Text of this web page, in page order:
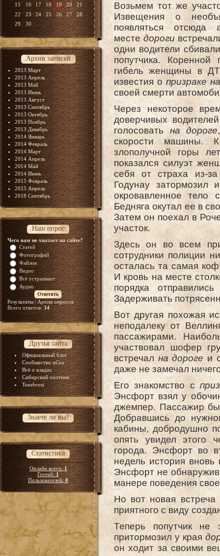
15
16 17 18 19 20
21
22
23 24 25 26 27
28
29
30
Архив записей
2013 Март
2013 Апрель
2013 Май
2013 Июнь
2013 Август
2013 Сентябрь
2013 Октябрь
2013 Ноябрь
2013 Декабрь
2014 Январь
2014 Февраль
2014 Март
2014 Апрель
2014 Май
2014 Июнь
2015 Февраль
2015 Апрель
2018 Сентябрь
Наш опрос
Чего вам не хватает на сайте?
Статей
Фотографий
Файлов
Видео
Всё устраивает
Аудио
Результаты|Архив опросов
Всего ответов:34
Друзья сайта
Официальный блог
Сообщество uCoz
Всё о кладах
Сибирский охотник
Tenebrosi
Знаете ли вы?
Статистика
Онлайн всего:1
Гостей:1
Пользователей:0
Возьмем тот же
Извещения о
появляться
местедороги
одни водители
попутчика. Коренной
гибель женщины в
известия опризраке
своей смерти
Через некоторое
доверчивых
голосоватьна дороге
скорости машины.
злополучной горы
показался силуэт
себя от страха из-
Годунау
окровавленное
Бедняга окутал ее в
Затем он поехал в
участок.
Здесь он во всем
сотрудники полиции
осталась та самая
И кровь на месте
порядка
Задерживать
Вот другая похожая
неподалеку от
пассажирами.
участвовал шофер
встречал на дороге и
даже не замечал
Его знакомство с
Энсфорт взял у
джемпер. Пассажир
Добравшись до
кабины, добродушно
опять увидел этого
города. Энсфорт во
недель история
Энсфорт не
манере поведения
Но вот новая
приятного с виду
Теперь попутчик не
притормозил у края
он ходит за своими